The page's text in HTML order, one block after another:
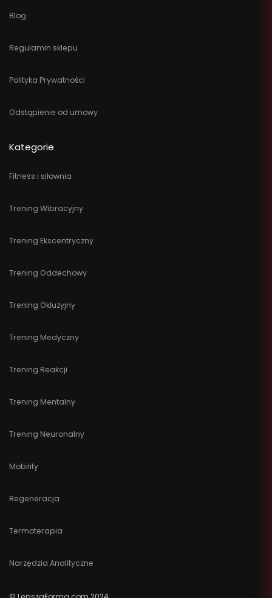
Blog
Regulamin sklepu
Polityka Prywatności
Odstąpienie od umowy
Kategorie
Fitness i siłownia
Trening Wibracyjny
Trening Ekscentryczny
Trening Oddechowy
Trening Okluzyjny
Trening Medyczny
Trening Reakcji
Trening Mentalny
Trening Neuronalny
Mobility
Regeneracja
Termoterapia
Narzędzia Analityczne